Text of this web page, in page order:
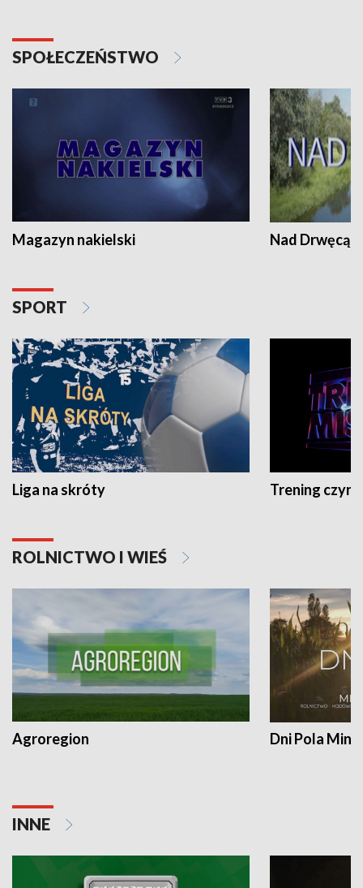
SPOŁECZEŃSTWO
Magazyn nakielski Nad Drwęcą
SPORT
Liga na skróty Trening czyni
ROLNICTWO I WIEŚ
Agroregion Dni Pola
INNE